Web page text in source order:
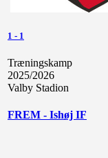
1 - 1
Træningskamp
2025/2026
Valby Stadion
FREM - Ishøj IF